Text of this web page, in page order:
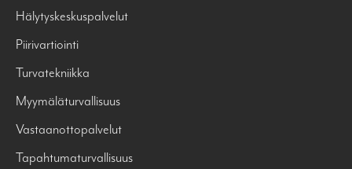
Hälytyskeskuspalvelut
Piirivartiointi
Turvatekniikka
Myymäläturvallisuus
Vastaanottopalvelut
Tapahtumaturvallisuus